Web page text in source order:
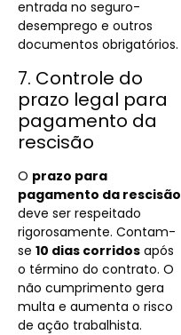
entrada no seguro-
desemprego e outros
documentos obrigatórios.
7. Controle do
prazo legal para
pagamento da
rescisão
O prazo para
pagamento da rescisão
deve ser respeitado
rigorosamente. Contam-
se 10 dias corridos após
o término do contrato. O
não cumprimento gera
multa e aumenta o risco
de ação trabalhista.